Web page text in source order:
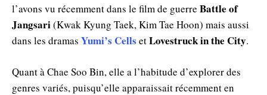
l’avons vu récemment dans le film de guerre Battle of
Jangsari(Kwak Kyung Taek, Kim Tae Hoon) mais aussi
dans les dramas Yumi’s Cells etLovestruck in the City.
Quant à Chae Soo Bin, elle a l’habitude d’explorer des
genres variés, puisqu’elle apparaissait récemment en